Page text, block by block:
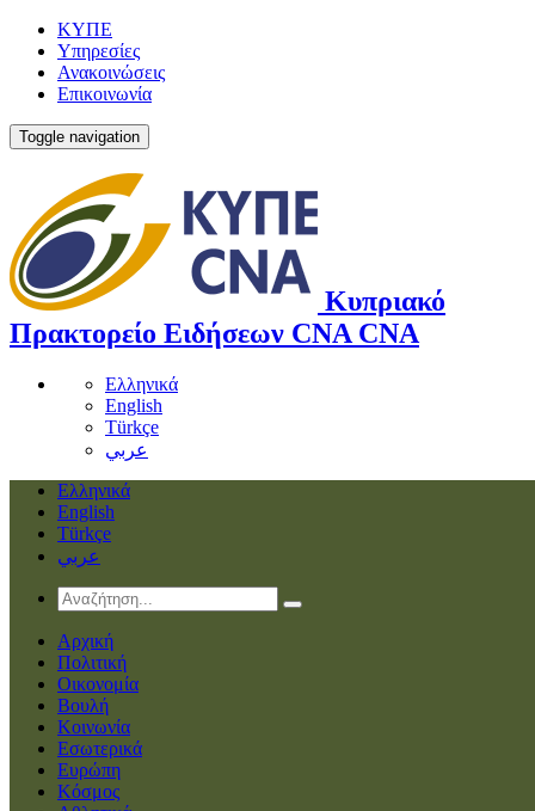
ΚΥΠΕ
Υπηρεσίες
Ανακοινώσεις
Επικοινωνία
Toggle navigation
Κυπριακό
Πρακτορείο Ειδήσεων CNA CNA
Ελληνικά
English
Türkçe
عربي
Ελληνικά
English
Türkçe
عربي
Αρχική
Πολιτική
Οικονομία
Βουλή
Κοινωνία
Εσωτερικά
Ευρώπη
Κόσμος